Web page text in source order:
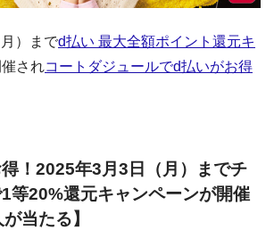
）までd払い 最大全額ポイント還元キ
催されコートダジュールでd払いがお得
！2025年3月3日（月）までチ
等20%還元キャンペーンが開催
当たる】